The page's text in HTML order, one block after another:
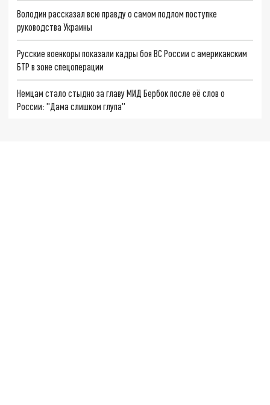
Володин рассказал всю правду о самом подлом поступке
руководства Украины
Русские военкоры показали кадры боя ВС России с американским
БТР в зоне спецоперации
Немцам стало стыдно за главу МИД Бербок после её слов о
России: "Дама слишком глупа"